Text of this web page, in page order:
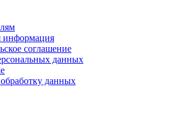
информация
соглашение
данных
данных